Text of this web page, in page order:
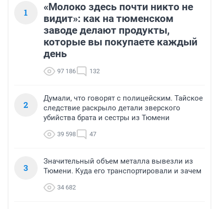
1
«Молоко здесь почти никто не
видит»: как на тюменском
заводе делают продукты,
которые вы покупаете каждый
день
97 186 132
2
Думали, что говорят с полицейским. Тайское
следствие раскрыло детали зверского
убийства брата и сестры из Тюмени
39 598 47
3
Значительный объем металла вывезли из
Тюмени. Куда его транспортировали и зачем
34 682